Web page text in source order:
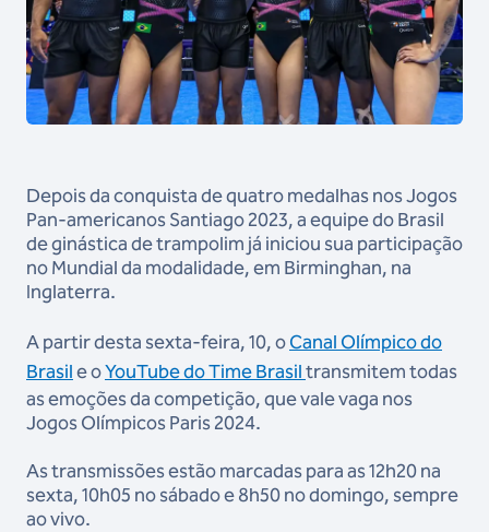
Depois da conquista de quatro medalhas nos Jogos
Pan-americanos Santiago 2023, a equipe do Brasil
de ginástica de trampolim já iniciou sua participação
no Mundial da modalidade, em Birminghan, na
Inglaterra.
A partir desta sexta-feira, 10, oCanal Olímpico do
Brasile oYouTube do Time Brasiltransmitem todas
as emoções da competição, que vale vaga nos
Jogos Olímpicos Paris 2024.
As transmissões estão marcadas para as 12h20 na
sexta, 10h05 no sábado e 8h50 no domingo, sempre
ao vivo.